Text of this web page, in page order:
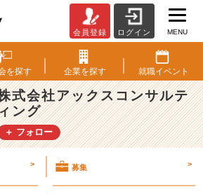
C
C
S
イ
ベ
ン
ト】
園
会員登録 ログイン MENU
を探す 企業を探す 就職イベント
式会社アックスコンサルテ
ィング
＋ フォロー
> 募集 >